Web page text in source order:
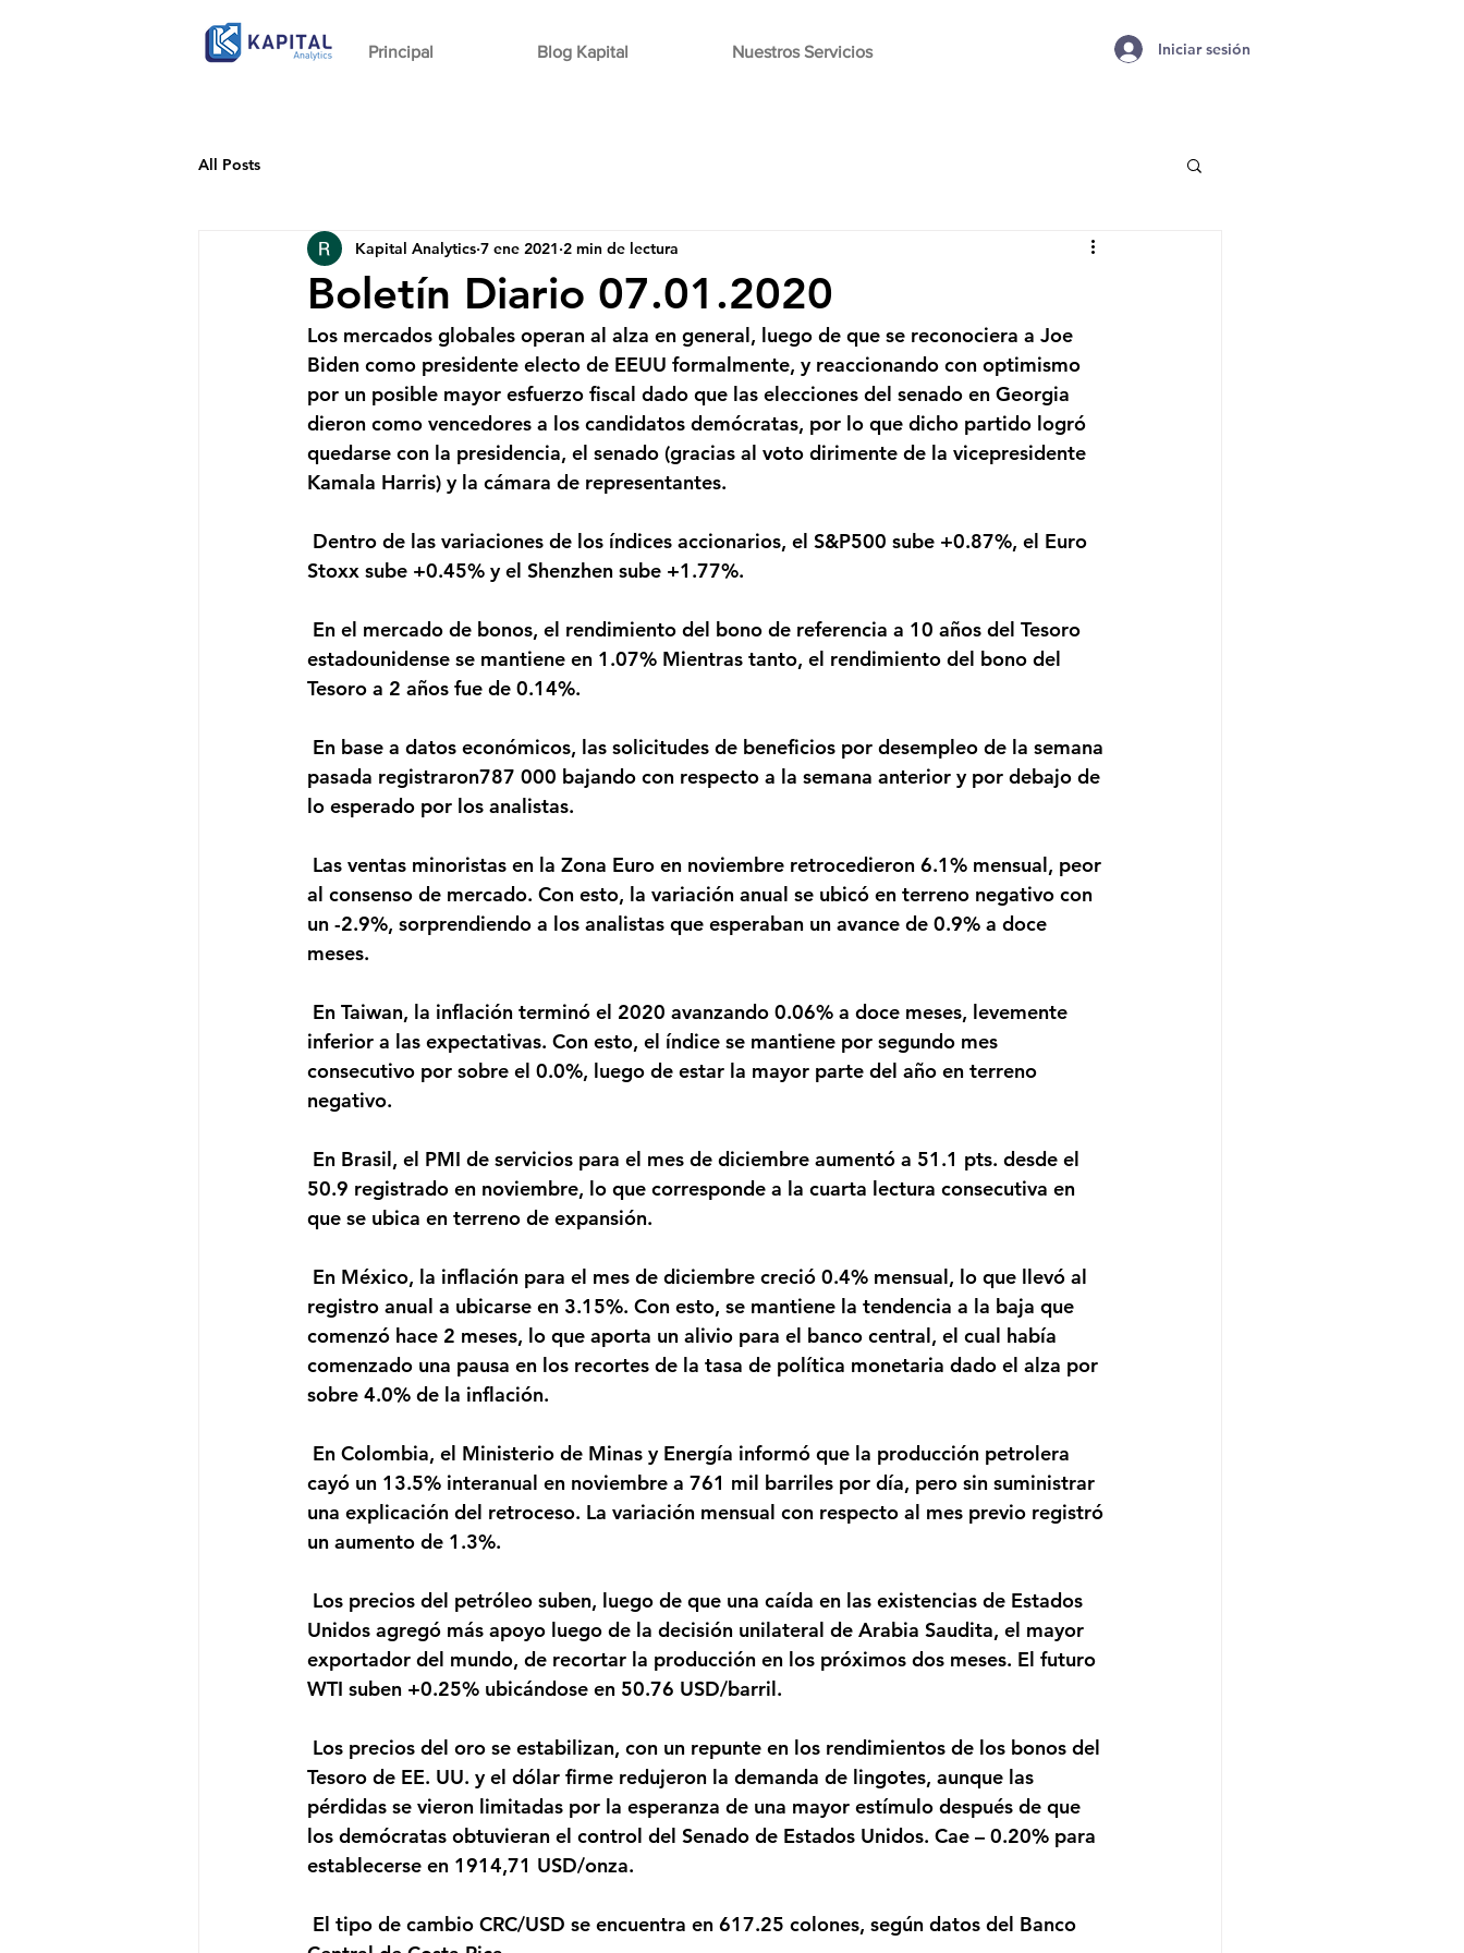
Principal Blog Kapital Nuestros Servicios Iniciar sesión
All Posts
Boletín Diario 07.01.2020
Kapital Analytics 7 ene 2021 2 min de lectura
Los mercados globales operan al alza en general, luego de que se reconociera a Joe
Biden como presidente electo de EEUU formalmente, y reaccionando con optimismo
por un posible mayor esfuerzo fiscal dado que las elecciones del senado en Georgia
dieron como vencedores a los candidatos demócratas, por lo que dicho partido logró
quedarse con la presidencia, el senado (gracias al voto dirimente de la vicepresidente
Kamala Harris) y la cámara de representantes.
Stoxx sube +0.45% y el Shenzhen sube +1.77%.
estadounidense se mantiene en 1.07% Mientras tanto, el rendimiento del bono del
Tesoro a 2 años fue de 0.14%.
pasada registraron787 000 bajando con respecto a la semana anterior y por debajo de
lo esperado por los analistas.
al consenso de mercado. Con esto, la variación anual se ubicó en terreno negativo con
un -2.9%, sorprendiendo a los analistas que esperaban un avance de 0.9% a doce
meses.
inferior a las expectativas. Con esto, el índice se mantiene por segundo mes
consecutivo por sobre el 0.0%, luego de estar la mayor parte del año en terreno
negativo.
50.9 registrado en noviembre, lo que corresponde a la cuarta lectura consecutiva en
que se ubica en terreno de expansión.
registro anual a ubicarse en 3.15%. Con esto, se mantiene la tendencia a la baja que
comenzó hace 2 meses, lo que aporta un alivio para el banco central, el cual había
comenzado una pausa en los recortes de la tasa de política monetaria dado el alza por
sobre 4.0% de la inflación.
cayó un 13.5% interanual en noviembre a 761 mil barriles por día, pero sin suministrar
una explicación del retroceso. La variación mensual con respecto al mes previo registró
un aumento de 1.3%.
Unidos agregó más apoyo luego de la decisión unilateral de Arabia Saudita, el mayor
exportador del mundo, de recortar la producción en los próximos dos meses. El futuro
WTI suben +0.25% ubicándose en 50.76 USD/barril.
Tesoro de EE. UU. y el dólar firme redujeron la demanda de lingotes, aunque las
pérdidas se vieron limitadas por la esperanza de una mayor estímulo después de que
los demócratas obtuvieran el control del Senado de Estados Unidos. Cae – 0.20% para
establecerse en 1914,71 USD/onza.